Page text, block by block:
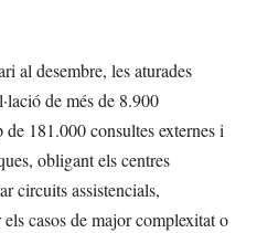
al desembre, les aturades
de més de 8.900
181.000 consultes externes i
obligant els centres
circuits assistencials,
casos de major complexitat o